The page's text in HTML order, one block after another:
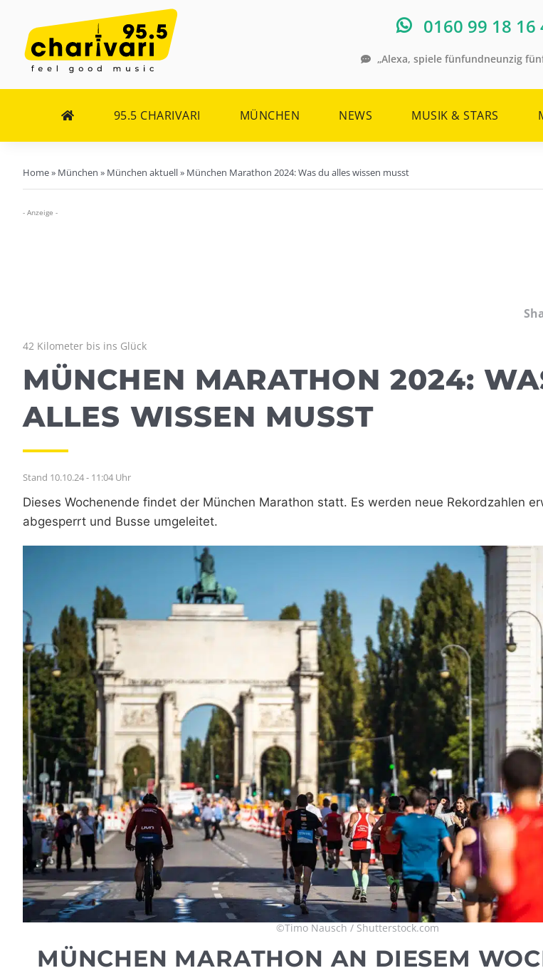
Inhalt
springen
0160 99 18 16
„Alexa, spiele fünfundneunzig
95.5 CHARIVARI MÜNCHEN NEWS MUSIK & STARS
Home» München » München aktuell» München Marathon 2024: Was du alles wissen musst
- Anzeige -
42 Kilometer bis ins Glück
MÜNCHEN MARATHON 2024:
ALLES WISSEN MUSST
Stand 10.10.24 - 11:04 Uhr
Dieses Wochenende findet der München Marathon statt. Es werden neue Rekordzahlen
abgesperrt und Busse umgeleitet.
©Timo Nausch / Shutterstock.com
MÜNCHEN MARATHON AN DIESEM